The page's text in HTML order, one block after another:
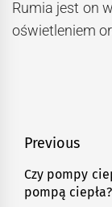
Rumia jest on
oświetleniem
Nawigacja
wpisu
Previous
Previous
post:
Czy pompy
pompą ciepła?